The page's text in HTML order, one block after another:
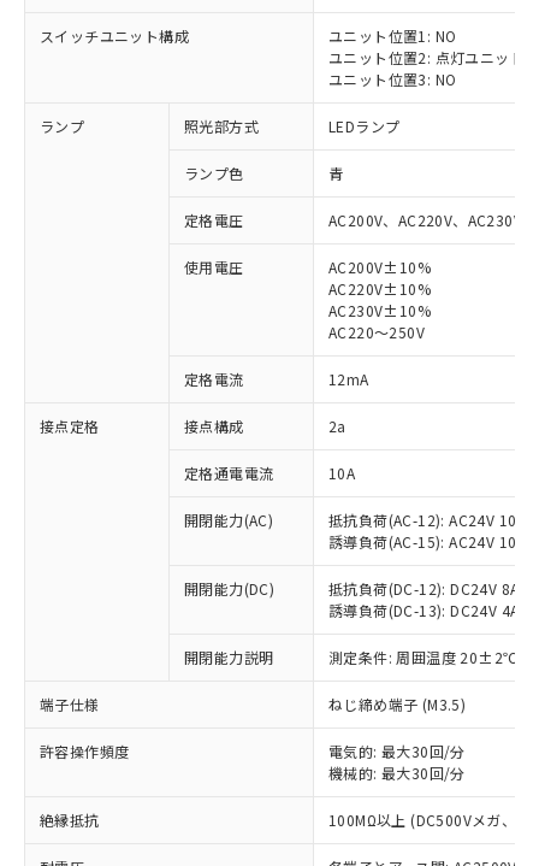
スイッチユニット構成
ユニット位置1: NO
ユニット位置2: 点灯ユニット
ユニット位置3: NO
ランプ 照光部方式 LEDランプ
ランプ色 青
定格電圧 AC200V、AC220V、AC230V
使用電圧
AC200V±10%
AC220V±10%
AC230V±10%
AC220～250V
定格電流 12mA
接点定格 接点構成 2a
定格通電電流 10A
開閉能力(AC)
抵抗負荷(AC-12): AC24V 10A/
誘導負荷(AC-15): AC24V
開閉能力(DC)
抵抗負荷(DC-12): DC24V 8A/
誘導負荷(DC-13): DC24V 4A/
開閉能力説明 測定条件: 周囲温度 20±2℃、
端子仕様 ねじ締め端子 (M3.5)
許容操作頻度
電気的: 最大30回/分
機械的: 最大30回/分
絶縁抵抗 100MΩ以上 (DC500Vメガ、点
以下の条件をお読みいただき、同意のうえ
本サービスは、当社制御機器事業取扱
商品の当社在庫状況および標準価格
(税抜)を提供させていただくもので
本サービスの対象外となる商品もある
ことをご了承ください。
在庫状況および標準価格照会結果は、
記載している更新日時点での社内デー
タに基づき作成されるものであり、閲
覧された時点での実際の在庫および標
対応済み：EU RoHS指令（10物質）の
非含有に対応した製品が提供可能な商品で
対応予定：EU RoHS指令（10物質）の非含
有に対応した製品に切り替える予定のある
対応予定なし：EU RoHS指令（10物質）の
非含有に非対応の商品で、対応品を出す予
調査・確認中：EU RoHS指令（10物質）の
非含有の対応状況を調査中または確認中の
非該当品：ライセンス料など無形物で、有
害物質有無と関係のない商品です。
仕入先様の事情により、非含有部品として
いたものが、含有品と判明した場合などや
むを得ず変更することがあります。
鉛(Pb) 1000ppm以下、 水銀(Hg) 1000ppm以下、 カド
六価クロム(Cr(Ⅵ)) 1000ppm以下、ポリ臭化ビフェニル
※1 中国RoHS○×表
「○」：最大均質材料含有率が中国RoHSの
基準値以下であることを示します。
「×」：最大均質材料含有率が中国RoHSの
基準値を超えていることを示します。
「－」：未確認です。当社販売部門へお問
*中国RoHS10物質の基準値 (GB/T26572)：
Pb(鉛) :1000ppm、 Hg(水銀) : 1000ppm、 Cd(カドミウ
当社は、これら貴社製品のうち、外国
為替および外国貿易法に定める商品
（以下｢規制貨物等」という）を輸出
または国外への提供する場合は、日本
国政府の輸出許可(または役務取引許
可)を取得するなどの必要な手続きを